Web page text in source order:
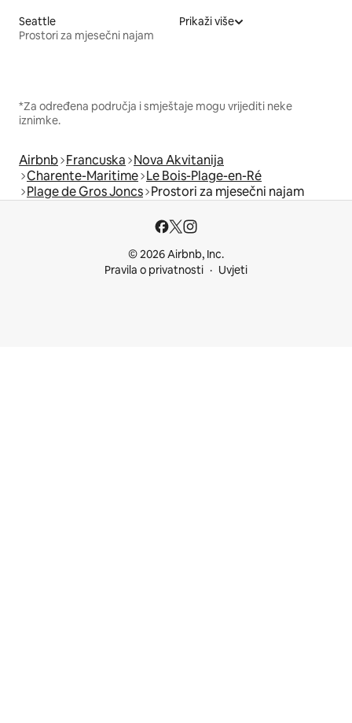
Seattle
Prostori za mjesečni najam
Prikaži više
*Za određena područja i smještaje mogu vrijediti neke
iznimke.
Airbnb Francuska Nova Akvitanija
Charente-Maritime Le Bois-Plage-en-Ré
Plage de Gros Joncs Prostori za mjesečni najam
© 2026 Airbnb, Inc.
Pravila o privatnosti
Uvjeti